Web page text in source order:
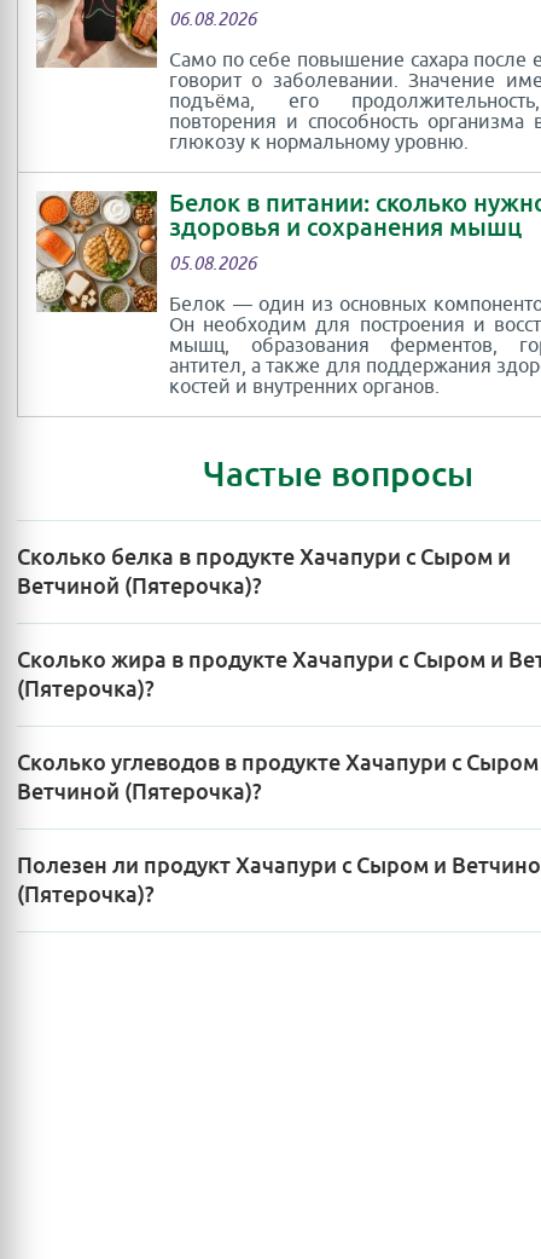
06.08.2026
Само по себе повышение сахара после
говорит о заболевании. Значение
подъёма, его
повторения и способность организма
глюкозу к нормальному уровню.
Белок в питании: сколько
здоровья и сохранения мышц
05.08.2026
Белок — один из основных
Он необходим для построения и
мышц, образования ферментов,
антител, а также для поддержания
костей и внутренних органов.
Частые вопросы
Сколько белка в продукте Хачапури с Сыром и
Ветчиной (Пятерочка)?
Сколько жира в продукте Хачапури с Сыром и
(Пятерочка)?
Сколько углеводов в продукте Хачапури с
Ветчиной (Пятерочка)?
Полезен ли продукт Хачапури с Сыром и
(Пятерочка)?